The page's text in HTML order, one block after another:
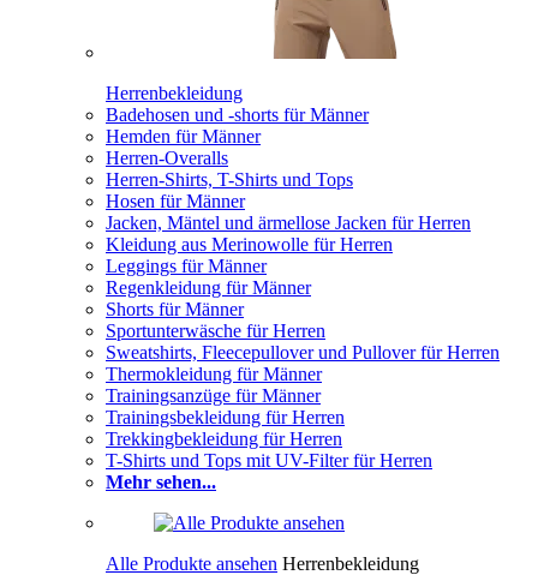
Herrenbekleidung
Badehosen und -shorts für Männer
Hemden für Männer
Herren-Overalls
Herren-Shirts, T-Shirts und Tops
Hosen für Männer
Jacken, Mäntel und ärmellose Jacken für Herren
Kleidung aus Merinowolle für Herren
Leggings für Männer
Regenkleidung für Männer
Shorts für Männer
Sportunterwäsche für Herren
Sweatshirts, Fleecepullover und Pullover für Herren
Thermokleidung für Männer
Trainingsanzüge für Männer
Trainingsbekleidung für Herren
Trekkingbekleidung für Herren
T-Shirts und Tops mit UV-Filter für Herren
Mehr sehen...
Alle Produkte ansehen Herrenbekleidung